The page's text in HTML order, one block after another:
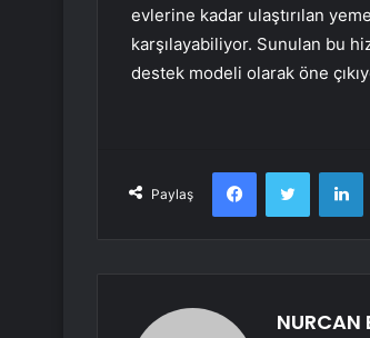
evlerine kadar ulaştırılan
karşılayabiliyor. Sunulan bu
destek modeli olarak öne
Paylaş
FacebookTwitter
NURCAN